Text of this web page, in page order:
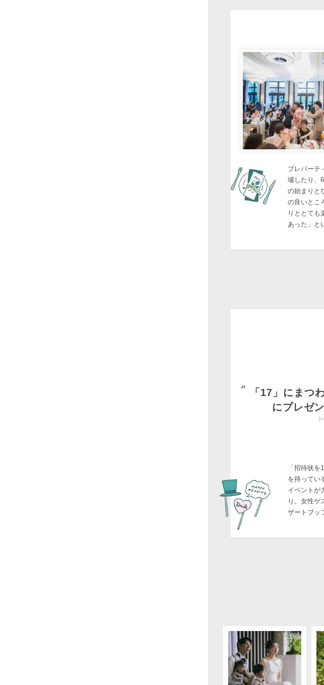
プレパーテ
場したり、
の始まりと
の良いとこ
りととても
あった」と
「17」にまつ
にプレゼ
「招待状
を持ってい
イベントが
り。女性ゲ
ザートブッ